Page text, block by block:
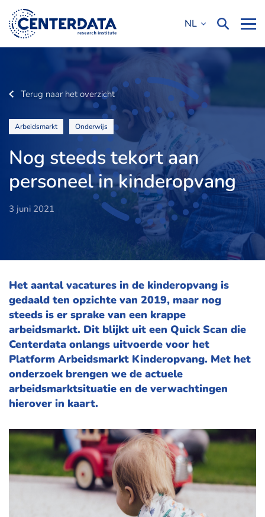
NL
Terug naar het overzicht
Arbeidsmarkt Onderwijs
Nog steeds tekort aan
personeel in kinderopvang
3 juni 2021
Het aantal vacatures in de kinderopvang is
gedaald ten opzichte van 2019, maar nog
steeds is er sprake van een krappe
arbeidsmarkt. Dit blijkt uit een Quick Scan die
Centerdata onlangs uitvoerde voor het
Platform Arbeidsmarkt Kinderopvang. Met het
onderzoek brengen we de actuele
arbeidsmarktsituatie en de verwachtingen
hierover in kaart.